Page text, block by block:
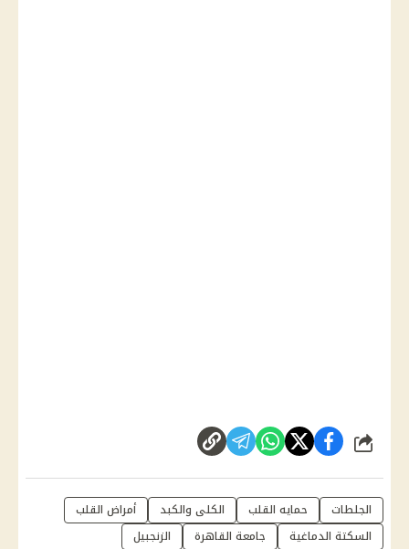
شارك
الجلطات حمايه القلب الكلى والكبد
أمراض القلب
السكتة الدماغية
جامعة القاهرة الزنجبيل